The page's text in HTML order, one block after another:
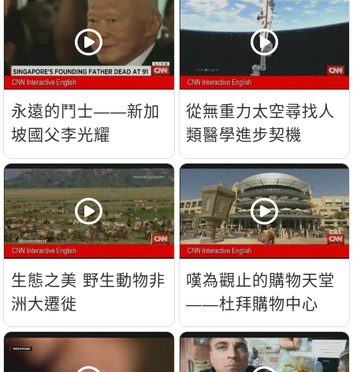
永遠的鬥士——新加
坡國父李光耀
從無重力太空尋找人
類醫學進步契機
生態之美 野生動物非
洲大遷徙
嘆為觀止的購物天堂
——杜拜購物中心